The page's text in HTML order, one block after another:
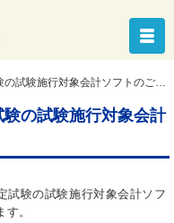
験施行対象会計ソフトのご案内
の試験施行対象会計
試験の試験施行対象会計ソフ
。